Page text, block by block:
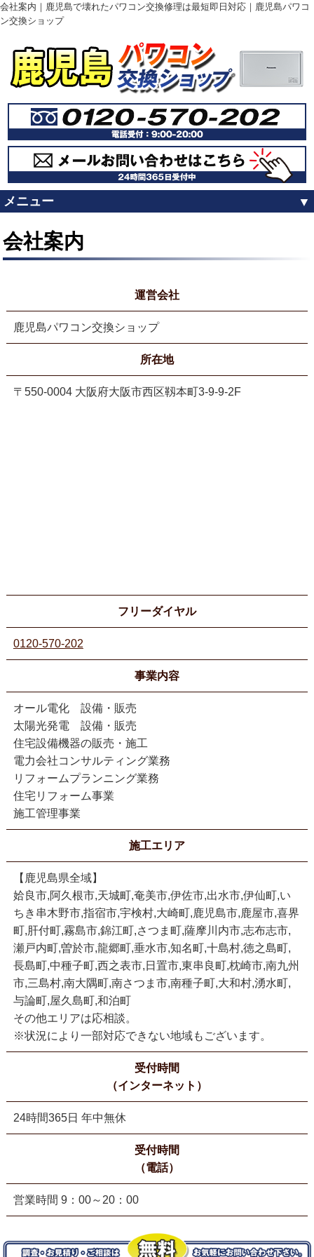
会社案内｜鹿児島で壊れたパワコン交換修理は最短即日対応｜鹿児島パワコ
ン交換ショップ
メニュー
会社案内
運営会社
鹿児島パワコン交換ショップ
所在地
〒550-0004 大阪府大阪市西区靱本町3-9-9-2F
フリーダイヤル
0120-570-202
事業内容
オール電化 設備・販売
太陽光発電 設備・販売
住宅設備機器の販売・施工
電力会社コンサルティング業務
リフォームプランニング業務
住宅リフォーム事業
施工管理事業
施工エリア
【鹿児島県全域】
姶良市,阿久根市,天城町,奄美市,伊佐市,出水市,伊仙町,い
ちき串木野市,指宿市,宇検村,大崎町,鹿児島市,鹿屋市,喜界
町,肝付町,霧島市,錦江町,さつま町,薩摩川内市,志布志市,
瀬戸内町,曽於市,龍郷町,垂水市,知名町,十島村,徳之島町,
長島町,中種子町,西之表市,日置市,東串良町,枕崎市,南九州
市,三島村,南大隅町,南さつま市,南種子町,大和村,湧水町,
与論町,屋久島町,和泊町
その他エリアは応相談。
※状況により一部対応できない地域もございます。
受付時間
（インターネット）
24時間365日 年中無休
受付時間
（電話）
営業時間 9：00～20：00